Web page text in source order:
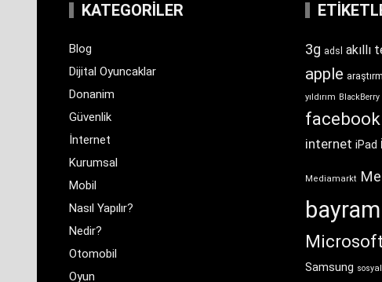
KATEGORILER
Blog
Dijital Oyuncaklar
Donanim
Güvenlik
İnternet
Kurumsal
Mobil
Nasıl Yapılır?
Nedir?
Otomobil
Oyun
3g adsl akıllı
apple
yıldırım BlackBerry
facebook
internet iPad
Mediamarkt
Microsoft
Samsung